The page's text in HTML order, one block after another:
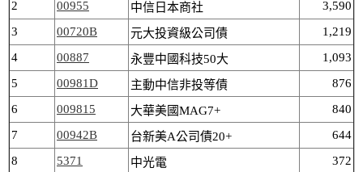
2 00955 中信日本商社
3,590
3
00720B 元大投資級公司債
1,219
4
00887 永豐中國科技50大
1,093
5
00981D 主動中信非投等債
876
6
009815 大華美國MAG7+
840
7
00942B 台新美A公司債20+
644
8
5371 中光電
372